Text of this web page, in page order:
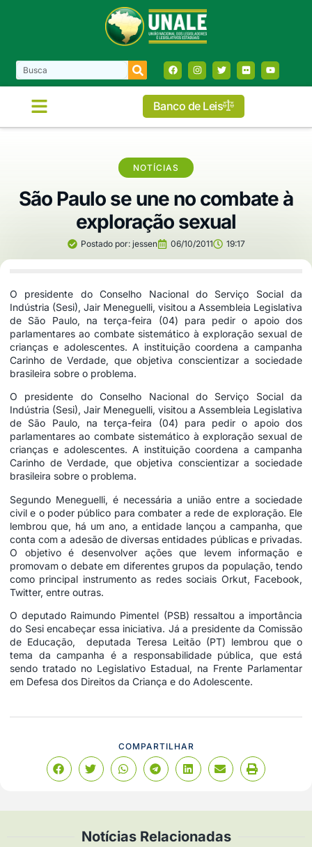
Banco de Leis
NOTÍCIAS
São Paulo se une no combate à
exploração sexual
Postado por:jessen 06/10/2011 19:17
O presidente do Conselho Nacional do Serviço Social da
Indústria (Sesi), Jair Meneguelli, visitou a Assembleia Legislativa
de São Paulo, na terça-feira (04) para pedir o apoio dos
parlamentares ao combate sistemático à exploração sexual de
crianças e adolescentes. A instituição coordena a campanha
Carinho de Verdade, que objetiva conscientizar a sociedade
brasileira sobre o problema.
O presidente do Conselho Nacional do Serviço Social da
Indústria (Sesi), Jair Meneguelli, visitou a Assembleia Legislativa
de São Paulo, na terça-feira (04) para pedir o apoio dos
parlamentares ao combate sistemático à exploração sexual de
crianças e adolescentes. A instituição coordena a campanha
Carinho de Verdade, que objetiva conscientizar a sociedade
brasileira sobre o problema.
Segundo Meneguelli, é necessária a união entre a sociedade
civil e o poder público para combater a rede de exploração. Ele
lembrou que, há um ano, a entidade lançou a campanha, que
conta com a adesão de diversas entidades públicas e privadas.
O objetivo é desenvolver ações que levem informação e
promovam o debate em diferentes grupos da população, tendo
como principal instrumento as redes sociais Orkut, Facebook,
Twitter, entre outras.
O deputado Raimundo Pimentel (PSB) ressaltou a importância
do Sesi encabeçar essa iniciativa. Já a presidente da Comissão
de Educação, deputada Teresa Leitão (PT) lembrou que o
tema da campanha é a responsabilidade pública, que está
sendo tratado no Legislativo Estadual, na Frente Parlamentar
em Defesa dos Direitos da Criança e do Adolescente.
COMPARTILHAR
Notícias Relacionadas